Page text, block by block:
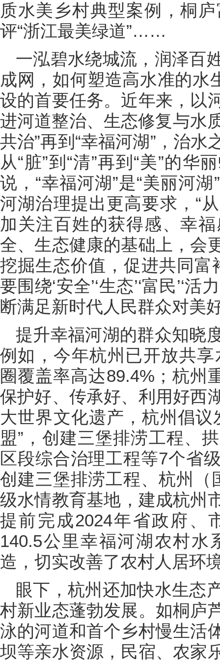
质水美乡村典型案例，桐
评“浙江最美绿道”……
一泓碧水绕城流，润泽百
成网，如何塑造高水准的水
设的首要任务。近年来，以
进河道整治、生态修复与水
共治”再到“幸福河湖”，治
从“脏”到“清”再到“美”的华
说，“幸福河湖”是“美丽河
河湖治理提出更高要求，“
加关注百姓的获得感、幸
全、生态健康的基础上，会
挖掘生态价值，促进共同富
要围绕‘安全’‘生态’‘富民’‘
断满足新时代人民群众对美
提升幸福河湖的群众知晓
例如，今年杭州已开放共
圈覆盖率高达89.4%；杭
保护好、传承好、利用好西
大世界文化遗产，杭州倡
盟”，创建三堡排涝工程、
区段综合治理工程等7个省
创建三堡排涝工程、杭州（
级水情教育基地，建成杭
提前完成2024年省政府、
140.5公里幸福河湖农村水
造，切实改善了农村人居环
眼下，杭州还加快水生态
村新业态蓬勃发展。如桐庐
泳的河道和首个乡村慢生活
坝等亲水资源，民宿、农家